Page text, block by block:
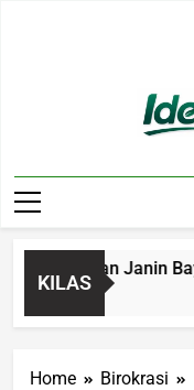
KILAS
Janin Bayi
Home
Birokrasi